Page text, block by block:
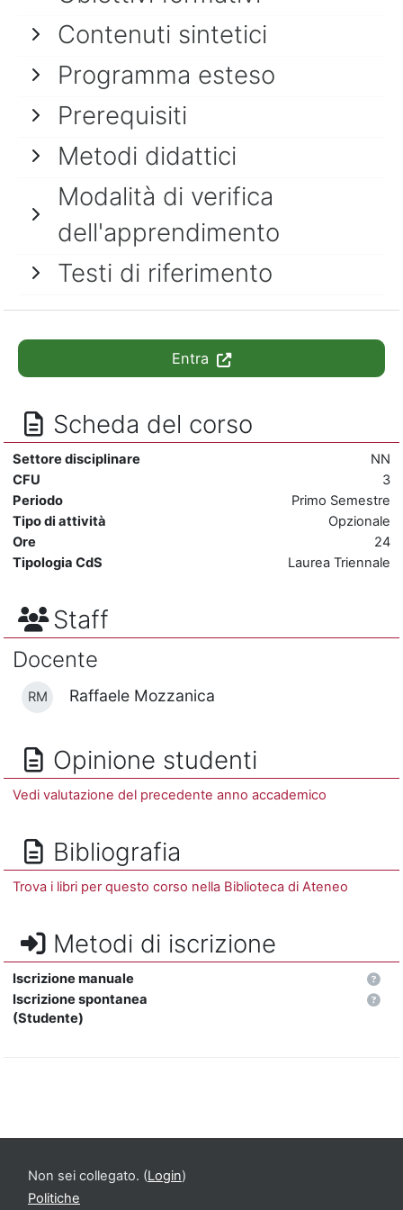
Contenuti sintetici
Programma esteso
Prerequisiti
Metodi didattici
Modalità di verifica
dell'apprendimento
Testi di riferimento
Entra
Scheda del corso
Settore disciplinare
NN
CFU
3
Periodo
Primo Semestre
Tipo di attività
Opzionale
Ore
24
Tipologia CdS
Laurea Triennale
Staff
Docente
RM Raffaele Mozzanica
Opinione studenti
Vedi valutazione del precedente anno accademico
Bibliografia
Trova i libri per questo corso nella Biblioteca di Ateneo
Metodi di iscrizione
Iscrizione manuale
Iscrizione spontanea
(Studente)
Non sei collegato. (Login)
Politiche